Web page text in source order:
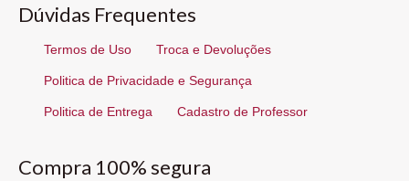
Dúvidas Frequentes
Termos de Uso Troca e Devoluções
Politica de Privacidade e Segurança
Politica de Entrega Cadastro de Professor
Compra 100% segura